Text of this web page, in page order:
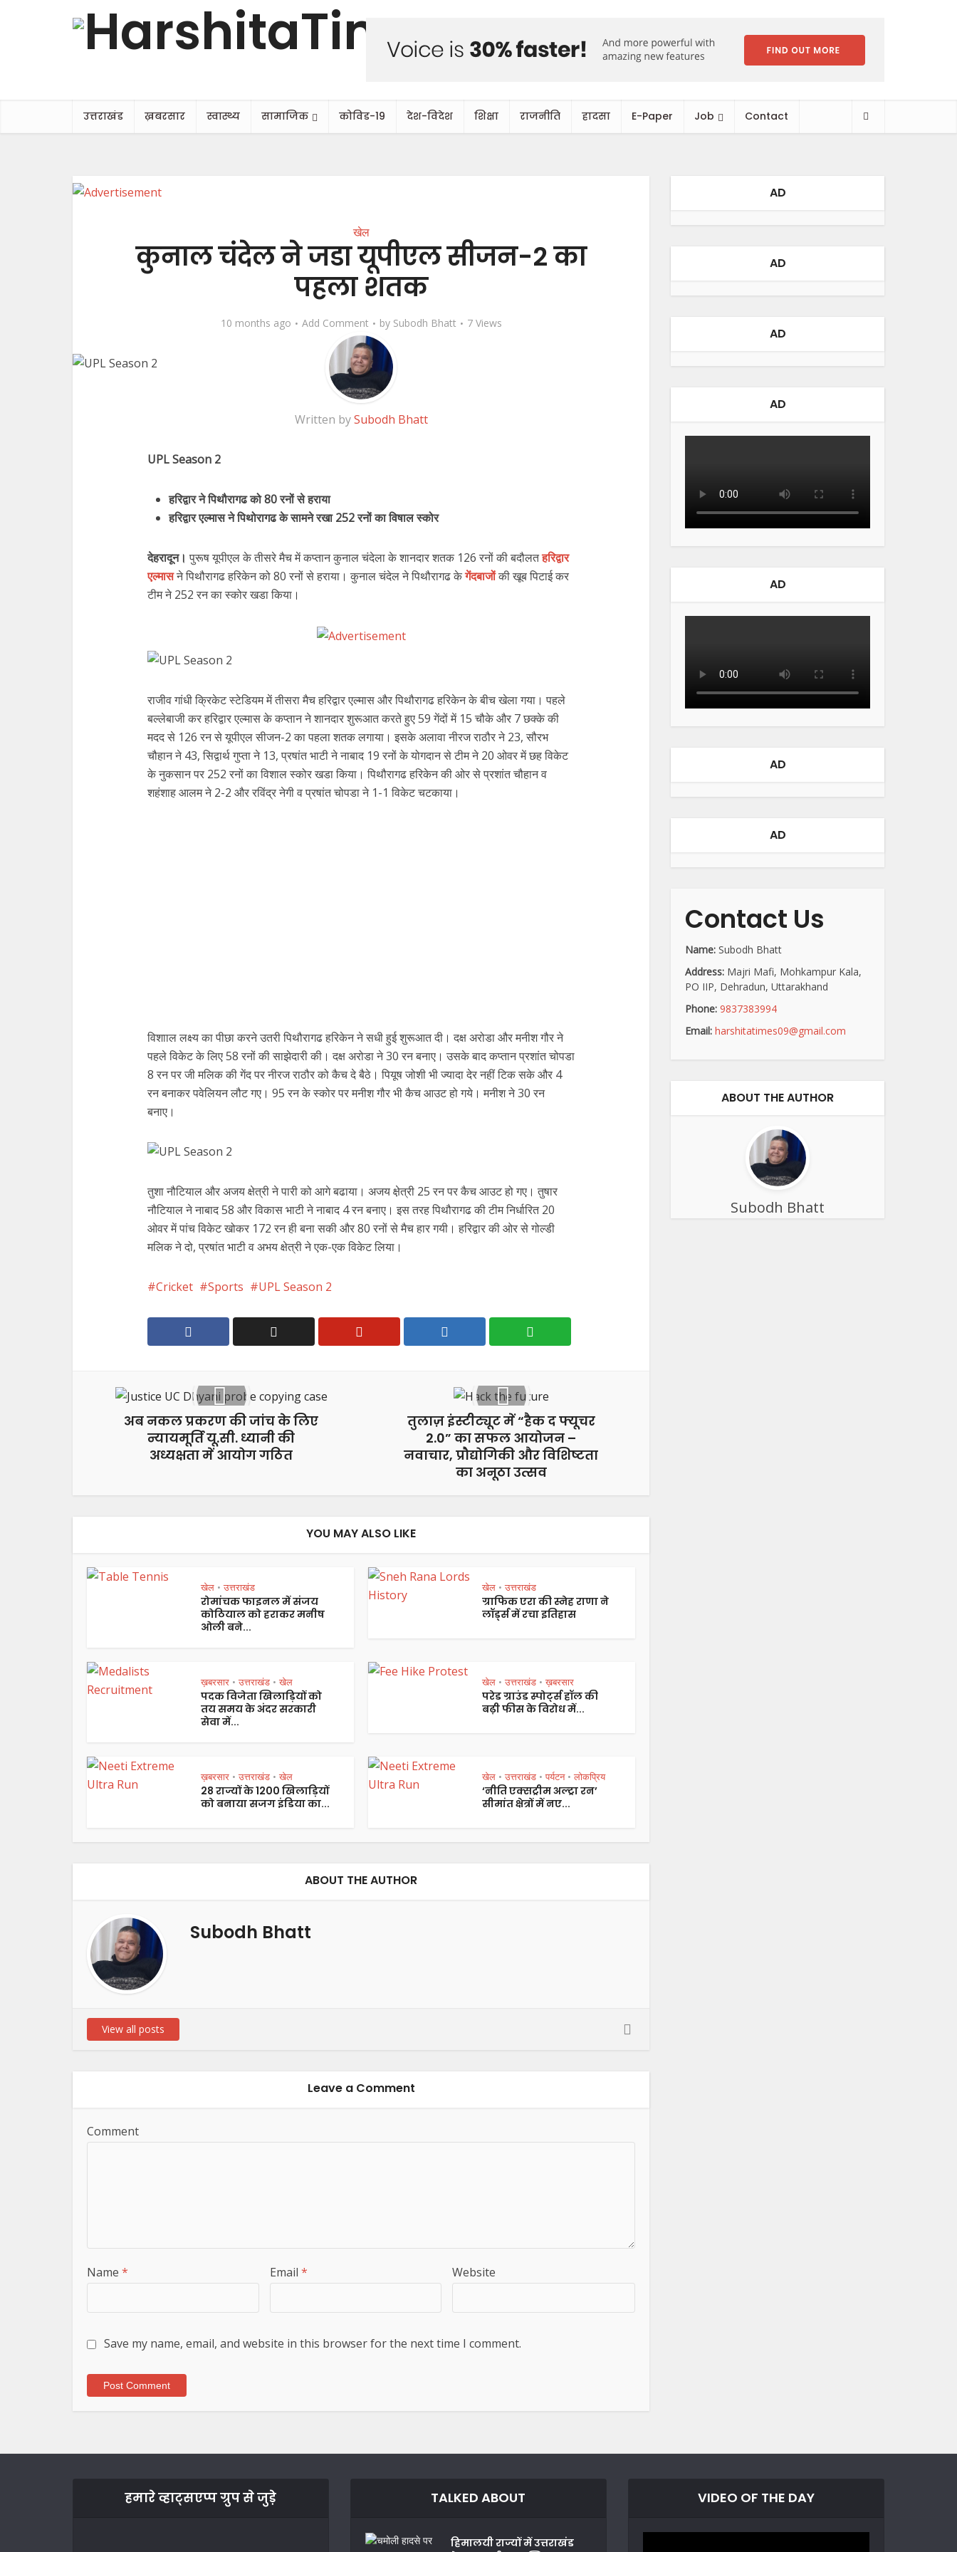
उत्तराखंड ख़बरसार स्वास्थ्य सामाजिक कोविड-19 देश-विदेश शिक्षा राजनीति हादसा E-Paper Job Contact
खेल
कुनाल चंदेल ने जडा यूपीएल सीजन-2 का
पहला शतक
10 months ago Add Comment by Subodh Bhatt 7 Views
Written bySubodh Bhatt
UPL Season 2
हरिद्वार ने पिथौरागढ को 80 रनों से हराया
हरिद्वार एल्मास ने पिथोरागढ के सामने रखा 252 रनों का विषाल स्कोर
देहरादून।पुरूष यूपीएल के तीसरे मैच में कप्तान कुनाल चंदेला के शानदार शतक 126 रनों की बदौलतहरिद्वार
एल्मासने पिथौरागढ हरिकेन को 80 रनों से हराया। कुनाल चंदेल ने पिथौरागढ केगेंदबाजोंकी खूब पिटाई कर
टीम ने 252 रन का स्कोर खडा किया।
राजीव गांधी क्रिकेट स्टेडियम में तीसरा मैच हरिद्वार एल्मास और पिथौरागढ हरिकेन के बीच खेला गया। पहले
बल्लेबाजी कर हरिद्वार एल्मास के कप्तान ने शानदार शुरूआत करते हुए 59 गेंदों में 15 चौके और 7 छक्के की
मदद से 126 रन से यूपीएल सीजन-2 का पहला शतक लगाया। इसके अलावा नीरज राठौर ने 23, सौरभ
चौहान ने 43, सिद्वार्थ गुप्ता ने 13, प्रषांत भाटी ने नाबाद 19 रनों के योगदान से टीम ने 20 ओवर में छह विकेट
के नुकसान पर 252 रनों का विशाल स्कोर खडा किया। पिथौरागढ हरिकेन की ओर से प्रशांत चौहान व
शहंशाह आलम ने 2-2 और रविंद्र नेगी व प्रषांत चोपडा ने 1-1 विकेट चटकाया।
विशााल लक्ष्य का पीछा करने उतरी पिथौरागढ हरिकेन ने सधी हुई शुरूआत दी। दक्ष अरोडा और मनीश गौर ने
पहले विकेट के लिए 58 रनों की साझेदारी की। दक्ष अरोडा ने 30 रन बनाए। उसके बाद कप्तान प्रशांत चोपडा
8 रन पर जी मलिक की गेंद पर नीरज राठौर को कैच दे बैठे। पियूष जोशी भी ज्यादा देर नहीं टिक सके और 4
रन बनाकर पवेलियन लौट गए। 95 रन के स्कोर पर मनीश गौर भी कैच आउट हो गये। मनीश ने 30 रन
बनाए।
तुशा नौटियाल और अजय क्षेत्री ने पारी को आगे बढाया। अजय क्षे़त्री 25 रन पर कैच आउट हो गए। तुषार
नौटियाल ने नाबाद 58 और विकास भाटी ने नाबाद 4 रन बनाए। इस तरह पिथौरागढ की टीम निर्धारित 20
ओवर में पांच विकेट खोकर 172 रन ही बना सकी और 80 रनों से मैच हार गयी। हरिद्वार की ओर से गोल्डी
मलिक ने दो, प्रषांत भाटी व अभय क्षेत्री ने एक-एक विकेट लिया।
Cricket Sports UPL Season 2
अब नकल प्रकरण की जांच के लिए
न्यायमूर्ति यू.सी. ध्यानी की
अध्यक्षता में आयोग गठित
तुलाज़ इंस्टीट्यूट में “हैक द फ्यूचर
2.0” का सफल आयोजन –
नवाचार, प्रौद्योगिकी और विशिष्टता
का अनूठा उत्सव
YOU MAY ALSO LIKE
खेल • उत्तराखंड
रोमांचक फाइनल में संजय
कोठियाल को हराकर मनीष
ओली बने...
खेल • उत्तराखंड
ग्राफिक एरा की स्नेह राणा ने
लॉर्ड्स में रचा इतिहास
ख़बरसार • उत्तराखंड • खेल
पदक विजेता खिलाड़ियों को
तय समय के अंदर सरकारी
सेवा में...
खेल • उत्तराखंड • ख़बरसार
परेड ग्राउंड स्पोर्ट्स हॉल की
बढ़ी फीस के विरोध में...
ख़बरसार • उत्तराखंड • खेल
28 राज्यों के 1200 खिलाड़ियों
को बनाया सजग इंडिया का...
खेल • उत्तराखंड • पर्यटन • लोकप्रिय
‘नीति एक्सट्रीम अल्ट्रा रन’
सीमांत क्षेत्रों में नए...
ABOUT THE AUTHOR
Subodh Bhatt
View all posts
Leave a Comment
Comment
Name * Email * Website
Save my name, email, and website in this browser for the next time I comment.
AD
AD
AD
AD
AD
AD
AD
Contact Us
Name: Subodh Bhatt
Address: Majri Mafi, Mohkampur Kala,
PO IIP, Dehradun, Uttarakhand
Phone: 9837383994
Email: harshitatimes09@gmail.com
ABOUT THE AUTHOR
Subodh Bhatt
हमारे व्हाट्सएप्प ग्रुप से जुड़े TALKED ABOUT
हिमालयी राज्यों में उत्तराखंड
VIDEO OF THE DAY